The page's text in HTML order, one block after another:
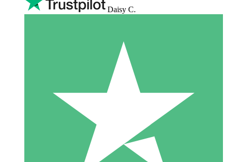
Daisy C.